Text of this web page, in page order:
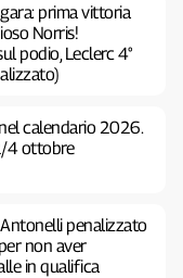
prima vittoria
Norris!
podio, Leclerc 4°
calendario 2026.
4 ottobre
penalizzato
non aver
in qualifica